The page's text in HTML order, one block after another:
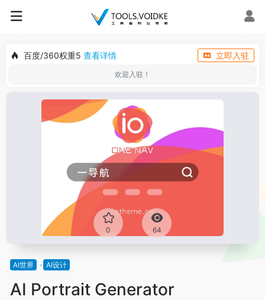
百度/360权重5 查看详情 立即入驻
欢迎入驻！
0 64
AI世界 AI设计
AI Portrait Generator